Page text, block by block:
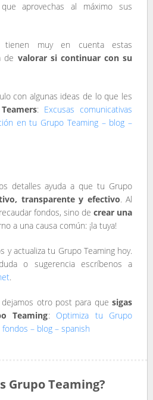
aprovechas al máximo sus
tienen muy en cuenta estas
de valorar si continuar con su
con algunas ideas de lo que les
: Excusas comunicativas
en tu Grupo Teaming – blog –
detalles ayuda a que tu Grupo
transparente y efectivo. Al
fondos, sino decrear una
a una causa común: ¡la tuya!
y actualiza tu Grupo Teaming hoy.
o sugerencia escríbenos a
.
otro post para que sigas
Teaming: Optimiza tu Grupo
– blog – spanish
Grupo Teaming?